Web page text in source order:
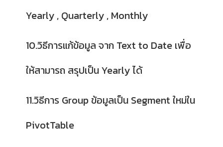
Yearly , Quarterly , Monthly
10.วิธีการแก้ข้อมูล จาก Text to Date เพื่อ
ให้สามารถ สรุปเป็น Yearly ได้
11.วิธีการ Group ข้อมูลเป็น Segment ใหม่ใน
PivotTable